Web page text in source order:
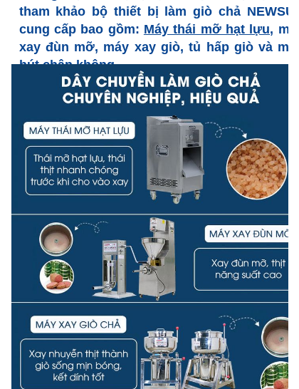
tham khảo bộ thiết bị làm giò chả NEWSUN
cung cấp bao gồm: Máy thái mỡ hạt lựu, máy
xay đùn mỡ, máy xay giò, tủ hấp giò và máy
hút chân không